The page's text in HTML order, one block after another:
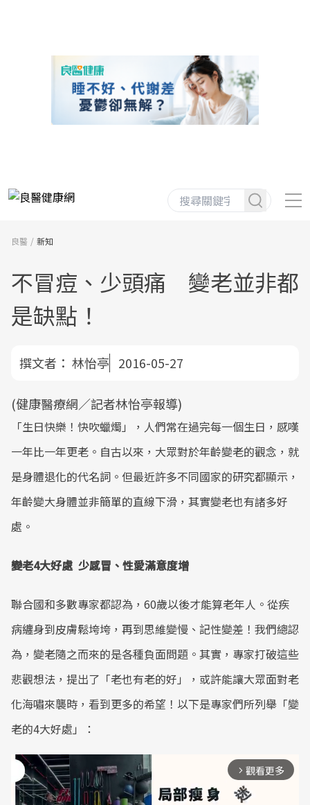
良醫 新知
不冒痘、少頭痛 變老並非都
是缺點！
撰文者： 林怡亭 2016-05-27
(健康醫療網／記者林怡亭報導)
「生日快樂！快吹蠟燭」，人們常在過完每一個生日，感嘆
一年比一年更老。自古以來，大眾對於年齡變老的觀念，就
是身體退化的代名詞。但最近許多不同國家的研究都顯示，
年齡變大身體並非簡單的直線下滑，其實變老也有諸多好
處。
變老4大好處 少感冒、性愛滿意度增
聯合國和多數專家都認為，60歲以後才能算老年人。從疾
病纏身到皮膚鬆垮垮，再到思維變慢、記性變差！我們總認
為，變老隨之而來的是各種負面問題。其實，專家打破這些
悲觀想法，提出了「老也有老的好」，或許能讓大眾面對老
化海嘯來襲時，看到更多的希望！以下是專家們所列舉「變
老的4大好處」：
arrow_forward_ios 觀看更多